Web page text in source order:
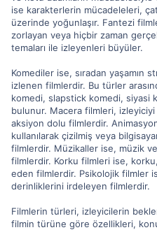
ise karakterlerin mücadeleleri,
üzerinde yoğunlaşır. Fantezi
zorlayan veya hiçbir zaman
temaları ile izleyenleri büyüler.
Komediler ise, sıradan yaşamın
izlenen filmlerdir. Bu türler
komedi, slapstick komedi, siyasi
bulunur. Macera filmleri,
aksiyon dolu filmlerdir.
kullanılarak çizilmiş veya
filmlerdir. Müzikaller ise, müzik
filmlerdir. Korku filmleri ise,
eden filmlerdir. Psikolojik filmler
derinliklerini irdeleyen filmlerdir.
Filmlerin türleri, izleyicilerin
filmin türüne göre özellikleri,